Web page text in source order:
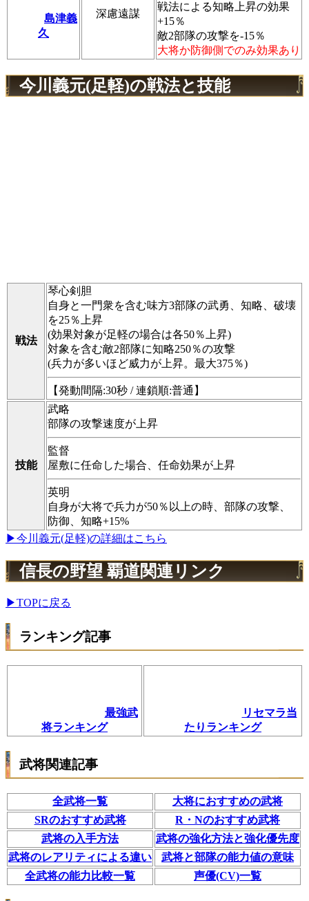
島津義
久
深慮遠謀
戦法による知略上昇の効果
+15％
敵2部隊の攻撃を‐15％
大将か防御側でのみ効果あり
今川義元(足軽)の戦法と技能
戦法
琴心剣胆
自身と一門衆を含む味方3部隊の武勇、知略、破壊
を25％上昇
(効果対象が足軽の場合は各50％上昇)
対象を含む敵2部隊に知略250％の攻撃
(兵力が多いほど威力が上昇。最大375％)
【発動間隔:30秒 / 連鎖順:普通】
技能
武略
部隊の攻撃速度が上昇
監督
屋敷に任命した場合、任命効果が上昇
英明
自身が大将で兵力が50％以上の時、部隊の攻撃、
防御、知略+15%
▶今川義元(足軽)の詳細はこちら
信長の野望 覇道関連リンク
▶TOPに戻る
ランキング記事
最強武
将ランキング
リセマラ当
たりランキング
武将関連記事
全武将一覧
大将におすすめの武将
SRのおすすめ武将
R・Nのおすすめ武将
武将の入手方法
武将の強化方法と強化優先度
武将のレアリティによる違い
武将と部隊の能力値の意味
全武将の能力比較一覧
声優(CV)一覧